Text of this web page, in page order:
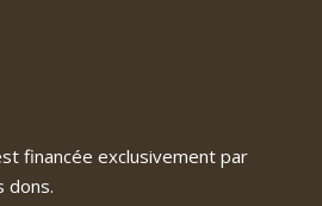
financée exclusivement par
dons.